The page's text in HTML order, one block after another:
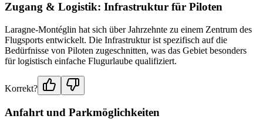
Zugang & Logistik: Infrastruktur für Piloten
Laragne-Montéglin hat sich über Jahrzehnte zu einem Zentrum des
Flugsports entwickelt. Die Infrastruktur ist spezifisch auf die
Bedürfnisse von Piloten zugeschnitten, was das Gebiet besonders
für logistisch einfache Flugurlaube qualifiziert.
Korrekt?
Anfahrt und Parkmöglichkeiten